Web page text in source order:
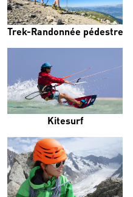
Trek-Randonnée pédestre
Kitesurf